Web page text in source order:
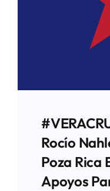
Rocío
Poza Rica
Apoyos